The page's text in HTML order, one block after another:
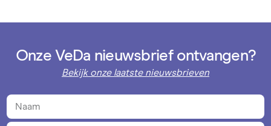
Onze VeDa nieuwsbrief ontvangen?
Bekijk onze laatste nieuwsbrieven